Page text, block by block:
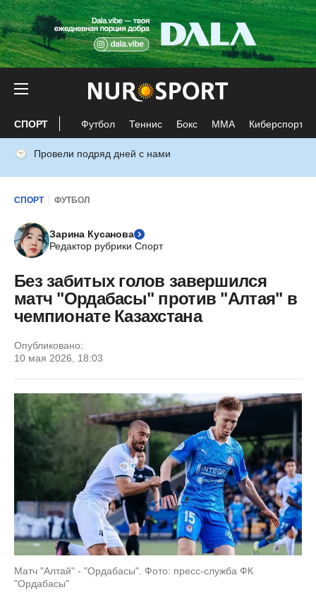
СПОРТ Футбол Теннис Бокс ММА Киберспорт
Провели подряд дней с нами
СПОРТ ФУТБОЛ
Зарина Кусанова
Редактор рубрики Спорт
Без забитых голов завершился
матч "Ордабасы" против "Алтая" в
чемпионате Казахстана
Опубликовано:
10 мая 2026, 18:03
Матч "Алтай" - "Ордабасы". Фото: пресс-служба ФК
"Ордабасы"